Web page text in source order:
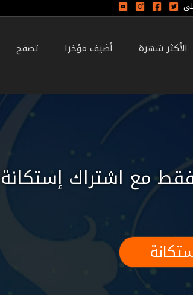
الأكثر شهرة أضيف مؤخرا تصفح
مع اشتراك إستكانة